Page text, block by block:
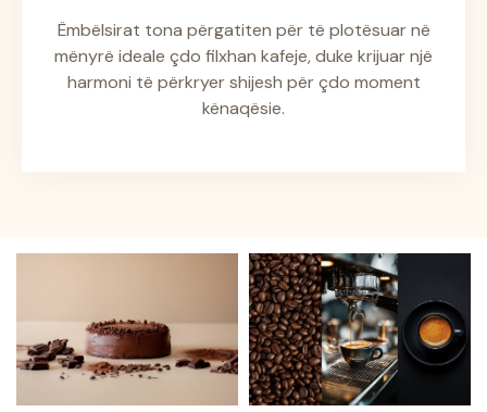
Ëmbëlsirat tona përgatiten për të plotësuar në
mënyrë ideale çdo filxhan kafeje, duke krijuar një
harmoni të përkryer shijesh për çdo moment
kënaqësie.